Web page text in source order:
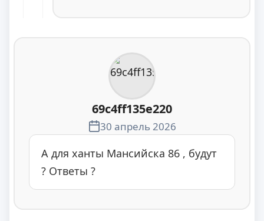
69c4ff135e220
30 апрель 2026
А для ханты Мансийска 86 , будут
? Ответы ?